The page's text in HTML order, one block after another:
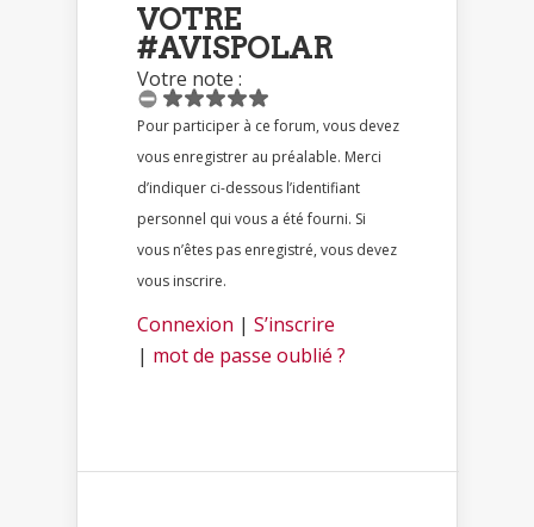
VOTRE
#AVISPOLAR
Votre note :
Pour participer à ce forum, vous devez
vous enregistrer au préalable. Merci
d’indiquer ci-dessous l’identifiant
personnel qui vous a été fourni. Si
vous n’êtes pas enregistré, vous devez
vous inscrire.
Connexion | S’inscrire
| mot de passe oublié ?